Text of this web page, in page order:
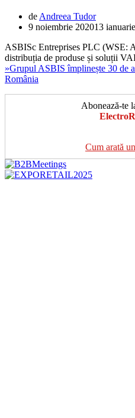
de Andreea Tudor
9 noiembrie 202013
ASBISc Entreprises PLC (WSE:
distribuția de produse și soluții
»Grupul ASBIS împlinește 30 de
România
Abonează-te
Cum arată